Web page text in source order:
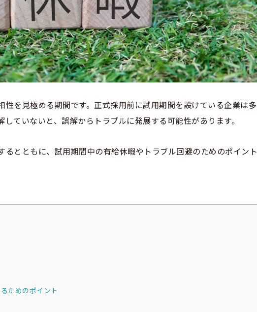
を見極める期間です。正式採用前に試用期間を設けている企業は多
ていないと、誤解からトラブルに発展する可能性があります。
とともに、試用期間中の有給休暇やトラブル回避のためのポイント
ためのポイント